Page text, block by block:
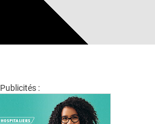
Publicités :